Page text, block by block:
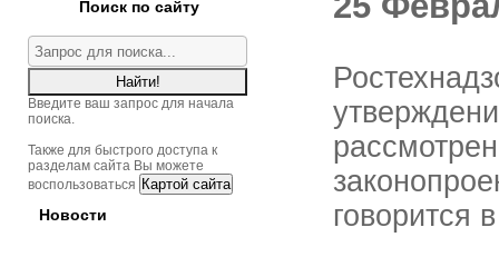
Поиск по сайту
Введите ваш запрос для начала
поиска.
Также для быстрого доступа к
разделам сайта Вы можете
воспользоваться Картой сайта
Новости
говорится